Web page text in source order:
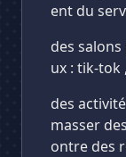
ent du
des
ux : tik-tok
des
masser
ontre des